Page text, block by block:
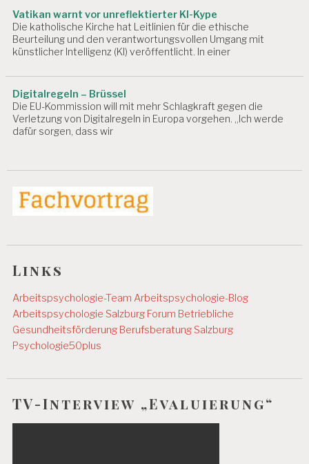
E
A
R
EI
T
S
P
S
H
L
O
EI
T
S
C
O
Vatikan warnt vor unreflektierter KI-Kype
Die katholische Kirche hat Leitlinien für die ethische
Beurteilung und den verantwortungsvollen Umgang mit
künstlicher Intelligenz (KI) veröffentlicht. In einer
Digitalregeln – Brüssel
Die EU-Kommission will mit mehr Schlagkraft gegen die
Verletzung von Digitalregeln in Europa vorgehen. „Ich werde
dafür sorgen, dass wir
Links
Arbeitspsychologie-Team Arbeitspsychologie-Blog
Arbeitspsychologie Salzburg Forum Betriebliche
Gesundheitsförderung Berufsberatung Salzburg
Psychologie50plus
TV-Interview „Evaluierung“